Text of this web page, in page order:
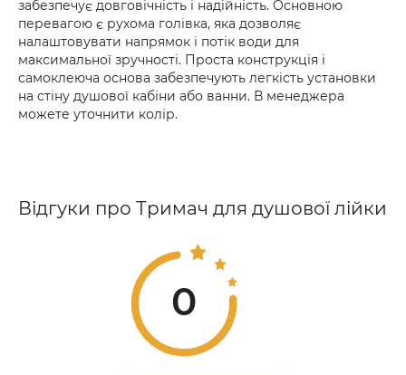
забезпечує довговічність і надійність. Основною
перевагою є рухома голівка, яка дозволяє
налаштовувати напрямок і потік води для
максимальної зручності. Проста конструкція і
самоклеюча основа забезпечують легкість установки
на стіну душової кабіни або ванни. В менеджера
можете уточнити колір.
Відгуки про Тримач для душової лійки
0